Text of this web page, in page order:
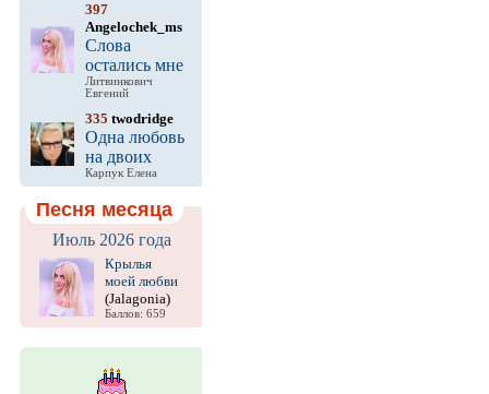
397
Angelochek_ms
Слова
остались мне
Литвинкович
Евгений
335 twodridge
Одна любовь
на двоих
Карпук Елена
Песня месяца
Июль 2026 года
Крылья
моей любви
(Jalagonia)
Баллов: 659